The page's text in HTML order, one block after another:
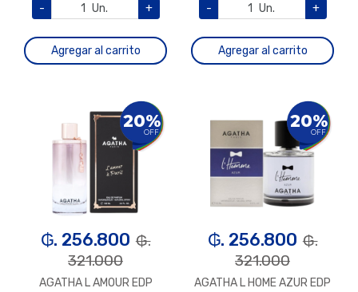
-
Un. +
Agregar al carrito
-
Un. +
Agregar al carrito
20%
OFF
₲. 256.800 ₲.
321.000
AGATHA L AMOUR EDP
20%
OFF
₲. 256.800 ₲.
321.000
AGATHA L HOME AZUR EDP